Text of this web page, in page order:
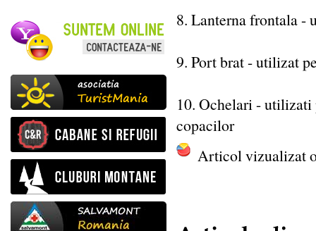
8. Lanterna frontala -
9. Port brat - utilizat
10. Ochelari - utilizati
copacilor
Articol vizualizat